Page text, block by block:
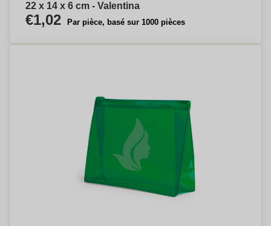
22 x 14 x 6 cm - Valentina
€1,02 Par pièce, basé sur 1000 pièces